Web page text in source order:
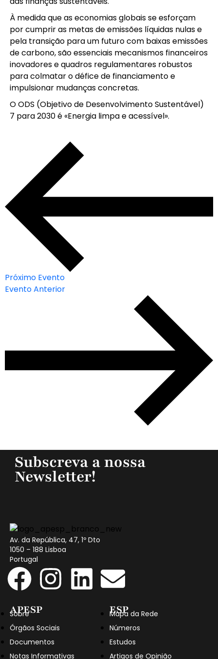
À medida que as economias globais se esforçam
por cumprir as metas de emissões líquidas nulas e
pela transição para um futuro com baixas emissões
de carbono, são essenciais mecanismos financeiros
inovadores e quadros regulamentares robustos
para colmatar o défice de financiamento e
impulsionar mudanças concretas.
O ODS (Objetivo de Desenvolvimento Sustentável)
7 para 2030 é «Energia limpa e acessível».
Próximo Evento
Evento Anterior
Subscreva a nossa
Newsletter!
Av. da República, 47, 1º Dto
1050 – 188 Lisboa
Portugal
APESP
Sobre
Órgãos Sociais
Documentos
Notas Informativas
ESP
Mapa da Rede
Números
Estudos
Artigos de Opinião